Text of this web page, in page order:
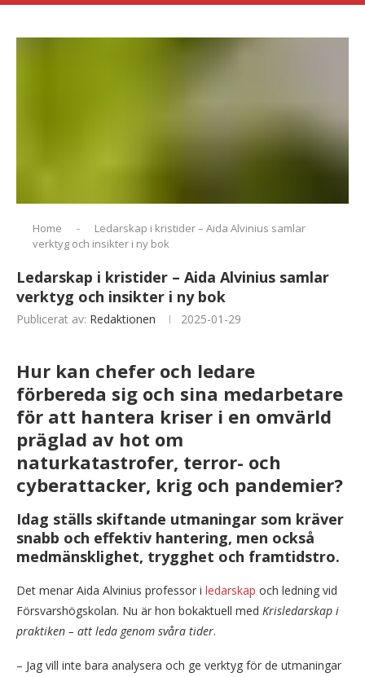
Home -
Ledarskap i kristider – Aida Alvinius samlar
verktyg och insikter i ny bok
Ledarskap i kristider – Aida Alvinius samlar
verktyg och insikter i ny bok
Publicerat av: Redaktionen 2025-01-29
Hur kan chefer och ledare
förbereda sig och sina medarbetare
för att hantera kriser i en omvärld
präglad av hot om
naturkatastrofer, terror- och
cyberattacker, krig och pandemier?
Idag ställs skiftande utmaningar som kräver
snabb och effektiv hantering, men också
medmänsklighet, trygghet och framtidstro.
Det menar Aida Alvinius professor i ledarskap och ledning vid
Försvarshögskolan. Nu är hon bokaktuell med Krisledarskap i
praktiken – att leda genom svåra tider.
– Jag vill inte bara analysera och ge verktyg för de utmaningar